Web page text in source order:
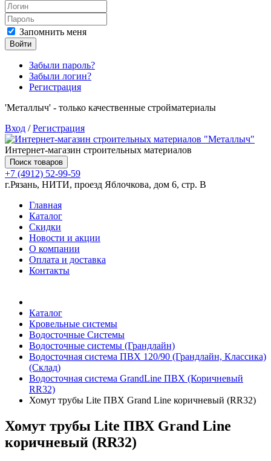
Запомнить меня
Войти
Забыли пароль?
Забыли логин?
Регистрация
'Металлыч' - только качественные стройматериалы
Вход /Регистрация
Интернет-магазин строительных материалов
Поиск товаров
+7 (4912) 52-99-59
г.Рязань, НИТИ, проезд Яблочкова, дом 6, стр. В
Главная
Каталог
Скидки
Новости и акции
О компании
Оплата и доставка
Контакты
Каталог
Кровельные системы
Водосточные Системы
Водосточные системы (Грандлайн)
Водосточная система ПВХ 120/90 (Грандлайн, Классика)
(Склад)
Водосточная система GrandLine ПВХ (Коричневый
RR32)
Хомут трубы Lite ПВХ Grand Line коричневый (RR32)
Хомут трубы Lite ПВХ Grand Line
коричневый (RR32)